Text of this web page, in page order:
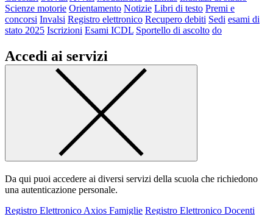
Scienze motorie Orientamento Notizie Libri di testo Premi e
concorsi Invalsi Registro elettronico Recupero debiti Sedi esami di
stato 2025 Iscrizioni Esami ICDL Sportello di ascolto do
Accedi ai servizi
Da qui puoi accedere ai diversi servizi della scuola che richiedono
una autenticazione personale.
Registro Elettronico Axios Famiglie Registro Elettronico Docenti